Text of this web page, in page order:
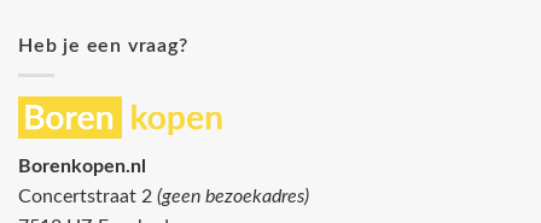
Heb je een vraag?
Borenkopen.nl
Concertstraat 2 (geen bezoekadres)